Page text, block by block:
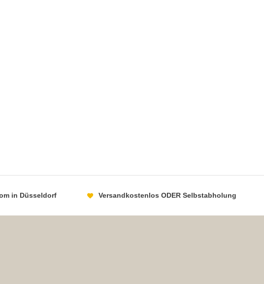
in Düsseldorf Versandkostenlos ODER Selbstabholung